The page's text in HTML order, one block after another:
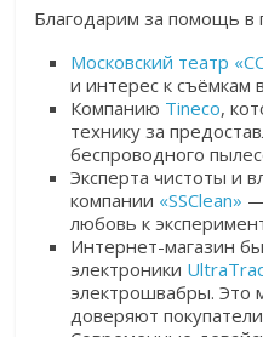
Благодарим за помощь в
Московский театр
и интерес к съёмкам
Компанию Tineco,
технику за
беспроводного
Эксперта чистоты и
компании «SSClean»
любовь к
Интернет-магазин
электроники
электрошвабры. Это
доверяют